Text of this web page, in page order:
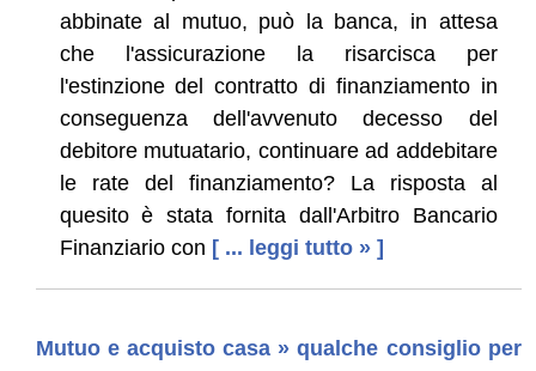
abbinate al mutuo, può la banca, in attesa
che l'assicurazione la risarcisca per
l'estinzione del contratto di finanziamento in
conseguenza dell'avvenuto decesso del
debitore mutuatario, continuare ad addebitare
le rate del finanziamento? La risposta al
quesito è stata fornita dall'Arbitro Bancario
Finanziario con [ ... leggi tutto » ]
Mutuo e acquisto casa » qualche consiglio per